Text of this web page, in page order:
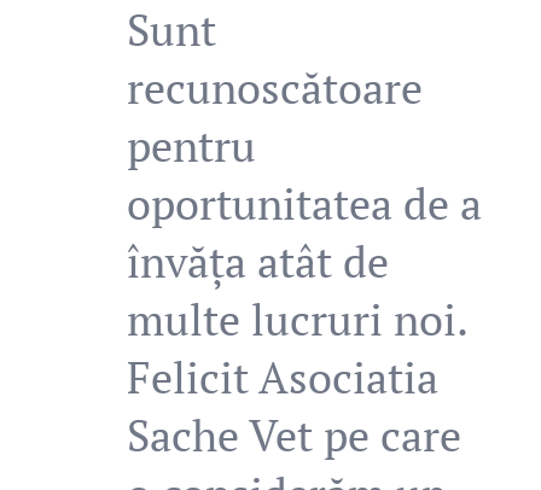
Sunt
recunoscătoare
pentru
oportunitatea de a
învăța atât de
multe lucruri noi.
Felicit Asociatia
Sache Vet pe care